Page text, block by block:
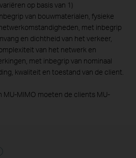
op basis van 1)
van bouwmaterialen, fysieke
met inbegrip
en dichtheid van het verkeer,
van het netwerk en
met inbegrip van nominaal
kwaliteit en toestand van de client.
MU-MIMO moeten de clients MU-